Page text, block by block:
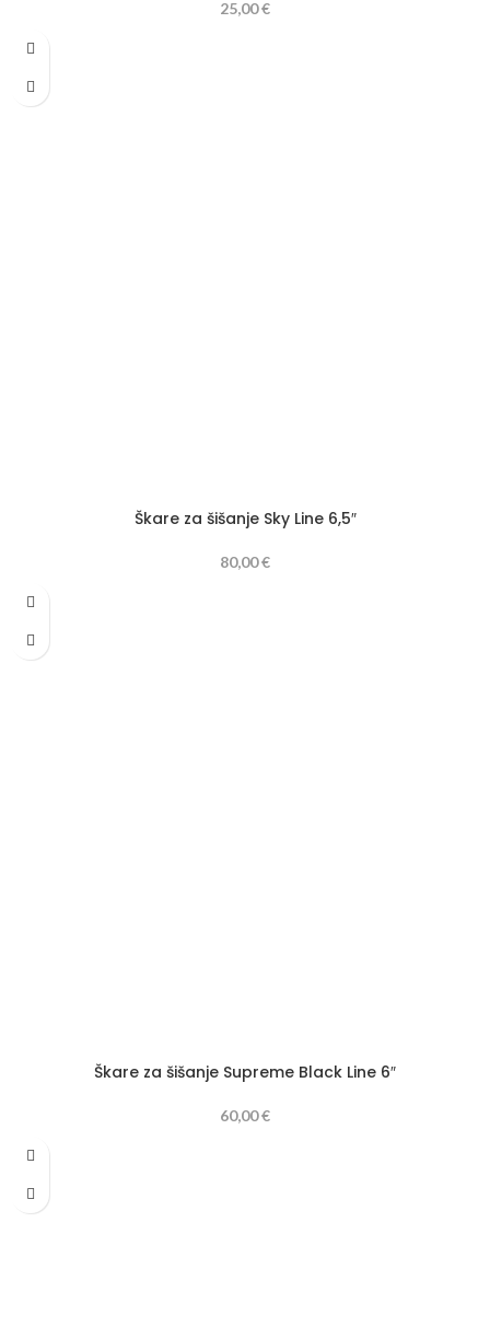
25,00€
Škare za šišanje Sky Line 6,5″
80,00€
Škare za šišanje Supreme Black Line 6″
60,00€